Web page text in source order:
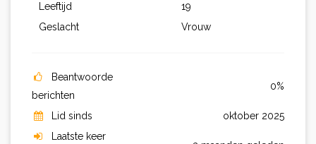
Leeftijd
19
Geslacht
Vrouw
Beantwoorde
berichten
0%
Lid sinds
oktober 2025
Laatste keer